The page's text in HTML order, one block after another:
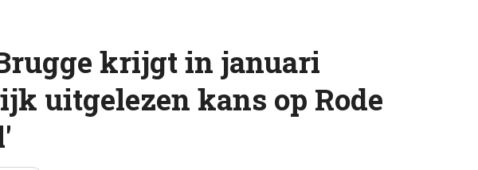
krijgt in januari
uitgelezen kans op Rode